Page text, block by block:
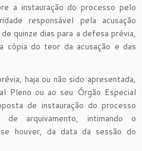
a instauração do processo pelo
responsável pela acusação
quinze dias para a defesa prévia,
cópia do teor da acusação e das
haja ou não sido apresentada,
Pleno ou ao seu Órgão Especial
de instauração do processo
de arquivamento, intimando o
houver, da data da sessão do